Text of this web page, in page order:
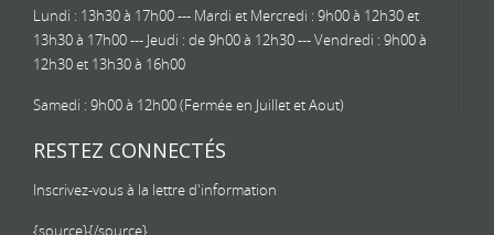
Lundi : 13h30 à 17h00 --- Mardi et Mercredi : 9h00 à 12h30 et
13h30 à 17h00 --- Jeudi : de 9h00 à 12h30 --- Vendredi : 9h00 à
12h30 et 13h30 à 16h00
Samedi : 9h00 à 12h00 (Fermée en Juillet et Aout)
RESTEZ CONNECTÉS
Inscrivez-vous à la lettre d'information
{source}{/source}